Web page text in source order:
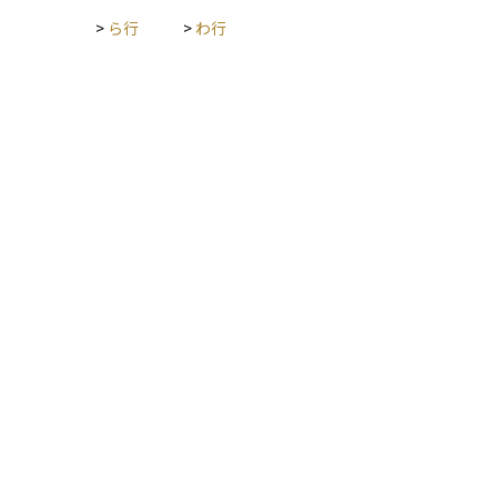
が出る場合もあるため、正確な知識を持つことが資産運用にお
> ら行 > わ行